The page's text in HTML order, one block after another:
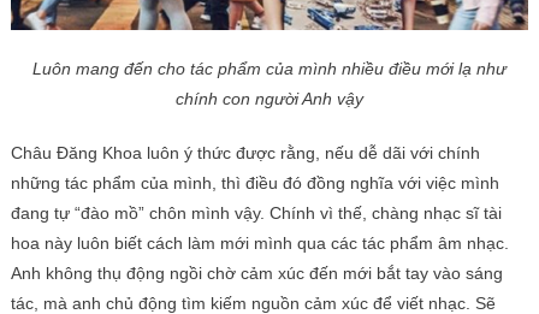
Luôn mang đến cho tác phẩm của mình nhiều điều mới lạ như
chính con người Anh vậy
Châu Đăng Khoa luôn ý thức được rằng, nếu dễ dãi với chính
những tác phẩm của mình, thì điều đó đồng nghĩa với việc mình
đang tự “đào mồ” chôn mình vậy. Chính vì thế, chàng nhạc sĩ tài
hoa này luôn biết cách làm mới mình qua các tác phẩm âm nhạc.
Anh không thụ động ngồi chờ cảm xúc đến mới bắt tay vào sáng
tác, mà anh chủ động tìm kiếm nguồn cảm xúc để viết nhạc. Sẽ